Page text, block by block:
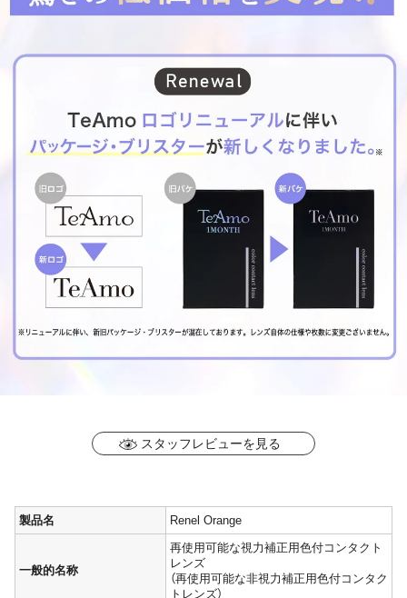
スタッフレビューを見る
製品名 Renel Orange
一般的名称
再使用可能な視力補正用色付コンタクト
レンズ
（再使用可能な非視力補正用色付コンタク
トレンズ）